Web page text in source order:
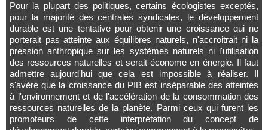
Pour la plupart des politiques, certains écologistes exceptés,
pour la majorité des centrales syndicales, le développement
durable est une tentative pour obtenir une croissance qui ne
porterait pas atteinte aux équilibres naturels, n'accroitrait ni la
pression anthropique sur les systèmes naturels ni l'utilisation
des ressources naturelles et serait économe en énergie. Il faut
admettre aujourd'hui que cela est impossible à réaliser. Il
s'avère que la croissance du PIB est inséparable des atteintes
à l'environnement et de l'accélération de la consommation des
ressources naturelles de la planète. Parmi ceux qui furent les
promoteurs de cette interprétation du concept de